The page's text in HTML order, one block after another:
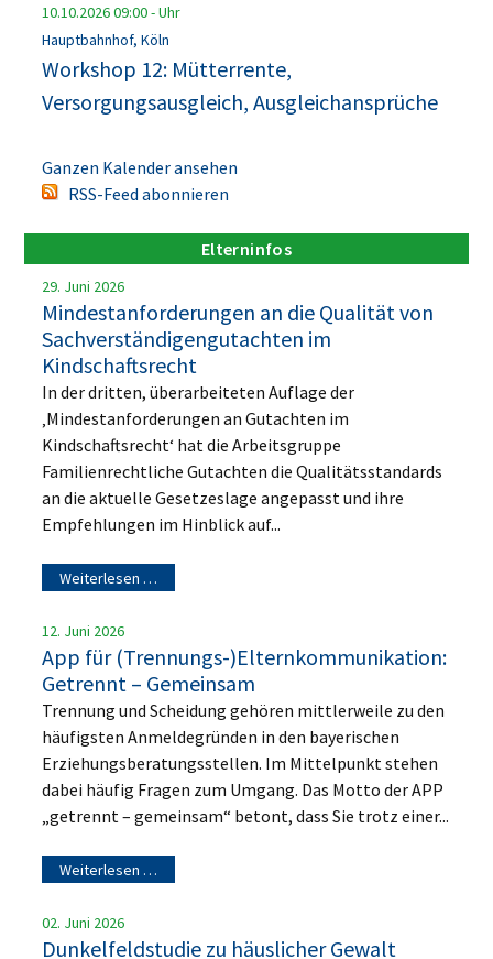
10.10.202609:00-Uhr
Hauptbahnhof, Köln
Workshop 12: Mütterrente,
Versorgungsausgleich, Ausgleichansprüche
Ganzen Kalender ansehen
RSS-Feed abonnieren
Elterninfos
29. Juni 2026
Mindestanforderungen an die Qualität von
Sachverständigengutachten im
Kindschaftsrecht
In der dritten, überarbeiteten Auflage der
‚Mindestanforderungen an Gutachten im
Kindschaftsrecht‘ hat die Arbeitsgruppe
Familienrechtliche Gutachten die Qualitätsstandards
an die aktuelle Gesetzeslage angepasst und ihre
Empfehlungen im Hinblick auf...
Weiterlesen …
12. Juni 2026
App für (Trennungs-)Elternkommunikation:
Getrennt – Gemeinsam
Trennung und Scheidung gehören mittlerweile zu den
häufigsten Anmeldegründen in den bayerischen
Erziehungsberatungsstellen. Im Mittelpunkt stehen
dabei häufig Fragen zum Umgang. Das Motto der APP
„getrennt – gemeinsam“ betont, dass Sie trotz einer...
Weiterlesen …
02. Juni 2026
Dunkelfeldstudie zu häuslicher Gewalt